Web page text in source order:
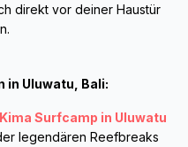
direkt vor deiner Haustür
in Uluwatu, Bali:
Kima Surfcamp in Uluwatu
legendären Reefbreaks